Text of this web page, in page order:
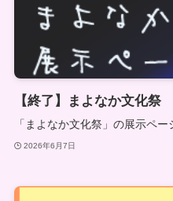
【終了】まよなか文化
「まよなか文化祭」の展示ペー
2026年6月7日